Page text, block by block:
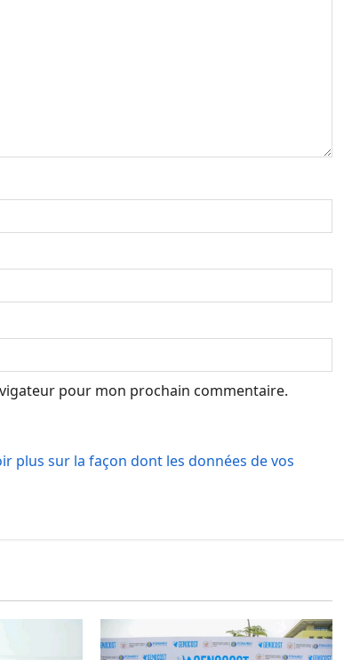
pour mon prochain commentaire.
plus sur la façon dont les données de vos